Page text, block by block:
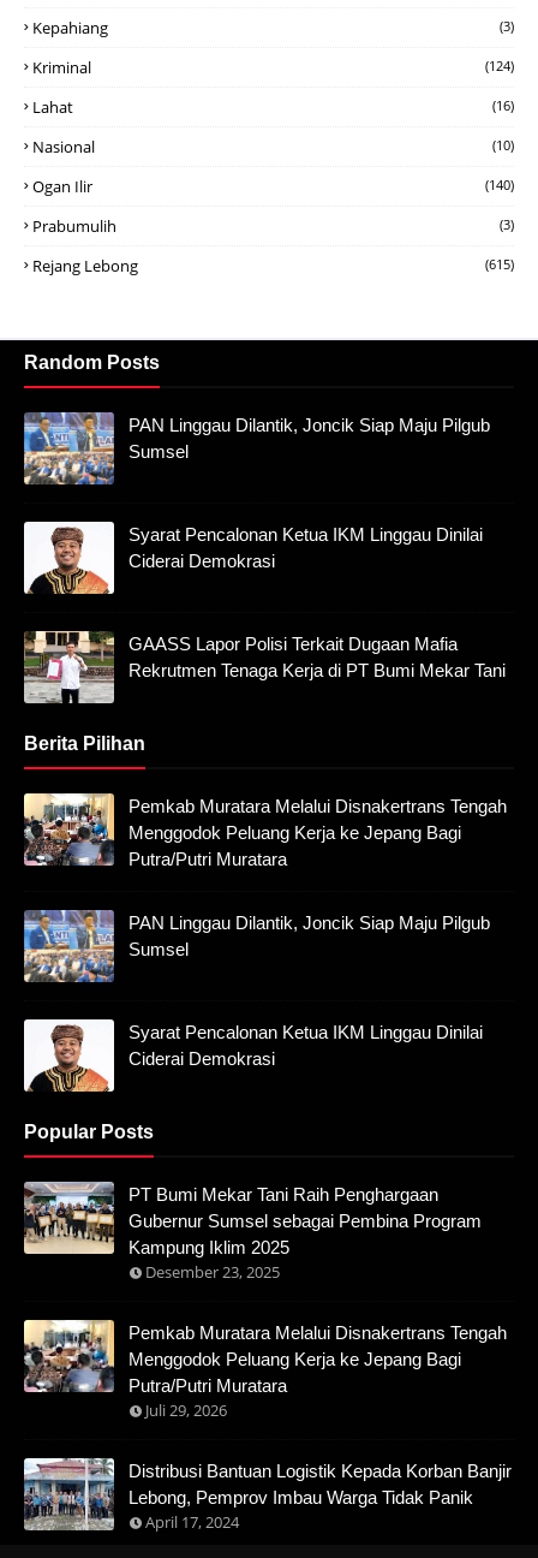
Kepahiang (3)
Kriminal (124)
Lahat (16)
Nasional (10)
Ogan Ilir (140)
Prabumulih (3)
Rejang Lebong (615)
Random Posts
PAN Linggau Dilantik, Joncik Siap Maju Pilgub
Sumsel
Syarat Pencalonan Ketua IKM Linggau Dinilai
Ciderai Demokrasi
GAASS Lapor Polisi Terkait Dugaan Mafia
Rekrutmen Tenaga Kerja di PT Bumi Mekar Tani
Berita Pilihan
Pemkab Muratara Melalui Disnakertrans Tengah
Menggodok Peluang Kerja ke Jepang Bagi
Putra/Putri Muratara
PAN Linggau Dilantik, Joncik Siap Maju Pilgub
Sumsel
Syarat Pencalonan Ketua IKM Linggau Dinilai
Ciderai Demokrasi
Popular Posts
PT Bumi Mekar Tani Raih Penghargaan
Gubernur Sumsel sebagai Pembina Program
Kampung Iklim 2025
Desember 23, 2025
Pemkab Muratara Melalui Disnakertrans Tengah
Menggodok Peluang Kerja ke Jepang Bagi
Putra/Putri Muratara
Juli 29, 2026
Distribusi Bantuan Logistik Kepada Korban Banjir
Lebong, Pemprov Imbau Warga Tidak Panik
April 17, 2024